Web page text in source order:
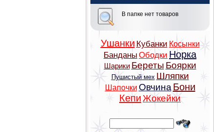
В папке нет товаров
Ушанки Кубанки Косынки
Банданы Ободки Норка
Шарики Береты Боярки
Пушистый мех Шляпки
Шапочки Овчина Бони
Кепи Жокейки